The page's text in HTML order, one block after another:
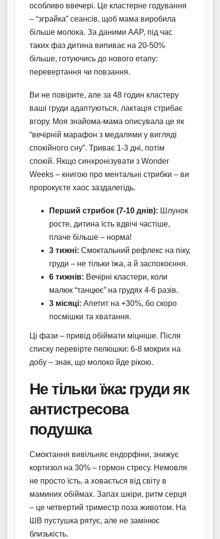
особливо ввечері. Це кластерне годування
– “зграйка” сеансів, щоб мама виробила
більше молока. За даними AAP, під час
таких фаз дитина випиває на 20-50%
більше, готуючись до нового етапу:
перевертання чи повзання.
Ви не повірите, але за 48 годин кластеру
ваші груди адаптуються, лактація стрибає
вгору. Моя знайома-мама описувала це як
“вечірній марафон з медалями у вигляді
спокійного сну”. Триває 1-3 дні, потім
спокій. Якщо синхронізувати з Wonder
Weeks – книгою про ментальні стрибки – ви
пророкуєте хаос заздалегідь.
Перший стрибок (7-10 днів): Шлунок
росте, дитина їсть вдвічі частіше,
плаче більше – норма!
3 тижні: Смоктальний рефлекс на піку,
груди – не тільки їжа, а й заспокоєння.
6 тижнів: Вечірні кластери, коли
малюк “танцює” на грудях 4-6 разів.
3 місяці: Апетит на +30%, бо скоро
посмішки та хватання.
Ці фази – привід обіймати міцніше. Після
списку перевірте пелюшки: 6-8 мокрих на
добу – знак, що молоко йде рікою.
Не тільки їжа: груди як
антистресова
подушка
Смоктання вивільняє ендорфіни, знижує
кортизол на 30% – гормон стресу. Немовля
не просто їсть, а ховається від світу в
маминих обіймах. Запах шкіри, ритм серця
– це четвертий триместр поза животом. На
ШВ пустушка рятує, але не замінює
близькість.